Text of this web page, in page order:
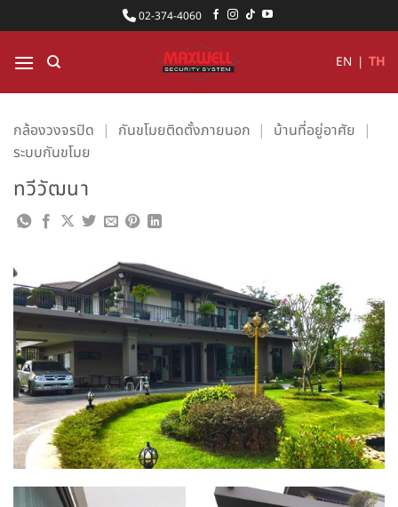
ไป
ยัง
เนื้อหา
02-374-4060
EN | TH
กล้องวงจรปิด | กันขโมยติดตั้งภายนอก | บ้านที่อยู่อาศัย |
ระบบกันขโมย
ทวีวัฒนา